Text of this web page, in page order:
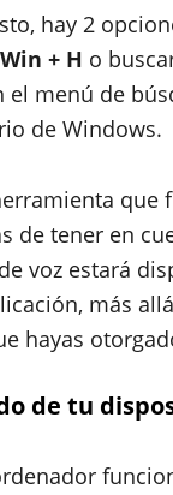
hay 2
Win + H o
el menú de
de Windows.
que
de tener en
voz estará
más
hayas
de tu